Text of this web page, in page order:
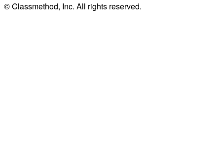
© Classmethod, Inc. All rights reserved.